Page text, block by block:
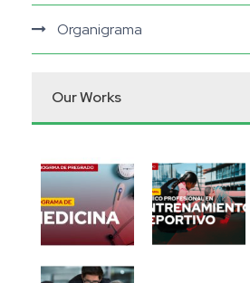
Organigrama
Our Works